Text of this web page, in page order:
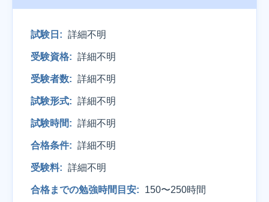
試験日: 詳細不明
受験資格: 詳細不明
受験者数: 詳細不明
試験形式: 詳細不明
試験時間: 詳細不明
合格条件: 詳細不明
受験料: 詳細不明
合格までの勉強時間目安: 150〜250時間